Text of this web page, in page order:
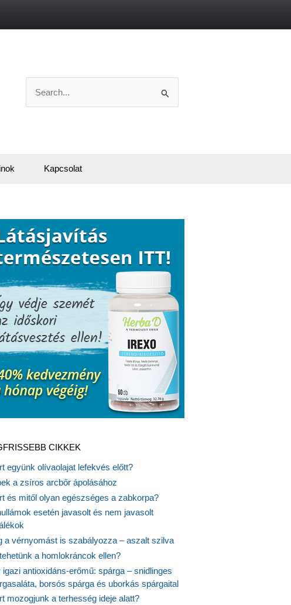
for:
Kapcsolat
CIKKEK
együnk olívaolajat lefekvés előtt?
a zsíros arcbőr ápolásához
és mitől olyan egészséges a zabkorpa?
esetén javasolt és nem javasolt
a vérnyomást is szabályozza – aszalt szilva
a homlokráncok ellen?
igazi antioxidáns-erőmű: spárga – snidlinges
borsós spárga és uborkás spárgaital
mozogjunk a terhesség ideje alatt?